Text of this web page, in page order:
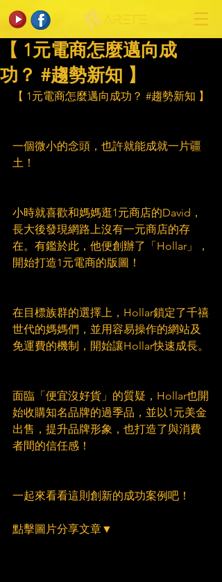
【 1元電商怎麼邁向成
功？ #趨勢新知 】
【 1元電商怎麼邁向成功？ #趨勢新知 】
一個微小的念頭，也許就能成就一片疆
土！
小時就喜歡和媽媽逛1元商店的David，
長大後發現網路上沒有一元商店的存
在。有鑑於此，他便創辦了「Hollar」，
開始打造1元電商的版圖！
在目標族群的選擇上，Hollar鎖定了千禧
世代的媽媽們，並用容易操作的網站及
免運費的機制，開始讓Hollar快速成長。
面臨「便宜沒好貨」的質疑，Hollar也開
始收購知名品牌的過季品，並以1元美金
出售，提升品牌形象，也打造了與消費
者間的信任感！
一起來看看這則創新的成功案例吧！
點擊圖片分享文章▼